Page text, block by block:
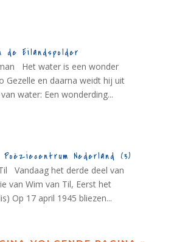
de Eilandspolder
Het water is een wonder
Gezelle en daarna weidt hij uit
water: Een wonderding...
Nederland (3)
Vandaag het derde deel van
van Wim van Til, Eerst het
Op 17 april 1945 bliezen...